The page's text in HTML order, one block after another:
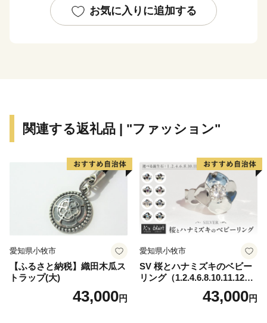
【ご注意】
※特典の送付は、桜川市外にお住まいの方に限らせてい
付先住所の変更）
様でのご負担となります。
詳細は、下記URLヤマト運輸株式会社の運賃収受の開
始についてご確認ください。
https://www.yamato-
hd.co.jp/important/info_230417_2.html
所変更はいたしかねますので、
配送会社への転送依頼および転送にかかる運賃のお支
お気に入りに追加する
関連する返礼品 | "ファッション"
愛知県小牧市
【ふるさと納税】織田木瓜ス
トラップ(大)
43,000円
愛知県小牧市
SV 桜とハナミズキのベビー
リング（1.2.4.6.8.10.11.12
43,000円